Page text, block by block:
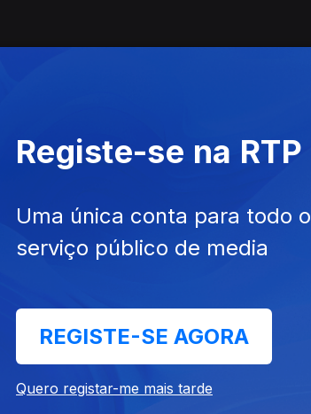
Registe-se na RTP
Uma única conta para todo o
serviço público de media
REGISTE-SE AGORA
Quero registar-me mais tarde